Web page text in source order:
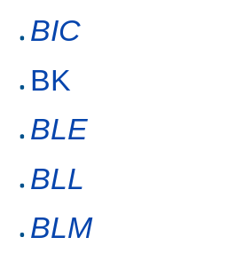
BIC
BK
BLE
BLL
BLM